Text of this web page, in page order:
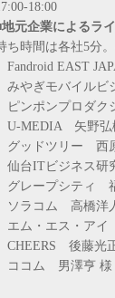
18:00
地元企業によるラ
ち時間は各社5分
Fandroid EAST
みやぎモバイルビ
ピンポンプロダク
U-MEDIA 矢野弘
グッドツリー 西
仙台ITビジネス研
グレープシティ
ソラコム 高橋洋
エム・エス・アイ
CHEERS 後藤光
ココム 男澤亨 様